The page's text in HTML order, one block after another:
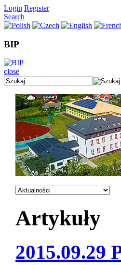
Login Register
Search
BIP
close
Artykuły
2015.09.29